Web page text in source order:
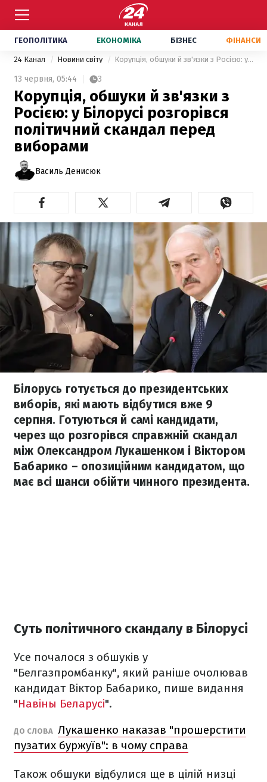
ГЕОПОЛІТИКА ЕКОНОМІКА БІЗНЕС ФІНАНСИ
24 Канал Новини світу Корупція, обшуки й зв'язки з Росією: у Білорусі розгорівся політичний скандал перед виборами
13 червня, 05:44 3
Корупція, обшуки й зв'язки з
Росією: у Білорусі розгорівся
політичний скандал перед
виборами
Василь Денисюк
Білорусь готується до президентських
виборів, які мають відбутися вже 9
серпня. Готуються й самі кандидати,
через що розгорівся справжній скандал
між Олександром Лукашенком і Віктором
Бабарико – опозиційним кандидатом, що
має всі шанси обійти чинного президента.
Суть політичного скандалу в Білорусі
Усе почалося з обшуків у
"Белгазпромбанку", який раніше очолював
кандидат Віктор Бабарико, пише видання
"Навіны Беларусі".
ДО СЛОВА Лукашенко наказав "прошерстити
пузатих буржуїв": в чому справа
Також обшуки відбулися ще в цілій низці